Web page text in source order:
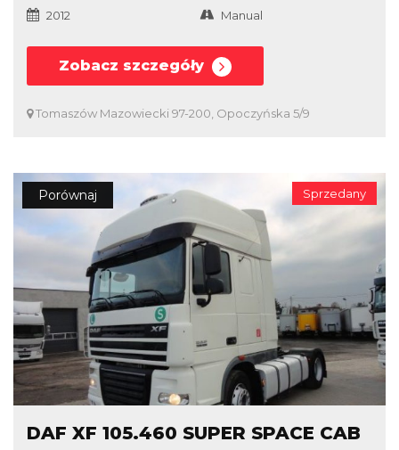
2012 Manual
Zobacz szczegóły
Tomaszów Mazowiecki 97-200, Opoczyńska 5/9
Sprzedany
Porównaj
DAF XF 105.460 SUPER SPACE CAB